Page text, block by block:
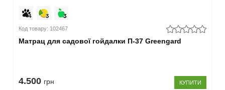
Код товару: 102467
Матрац для садової гойдалки П-37 Greengard
4.500 грн КУПИТИ